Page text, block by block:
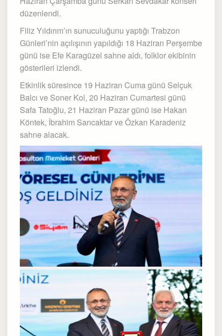
düzenlendi.
Filiz Yıldırım’ın sunuculuğunu yaptığı Trabzon
Günleri’nin açılışının yapıldığı 18 Haziran Perşembe
günü ise Efe Karagüzel sahne aldı, folklor ekibinin
gösterileri izlendi.
Etkinlik süresince 19 Haziran Cuma günü Selçuk
Balcı ve Soner Kol, 20 Haziran Cumartesi günü
Safa Tatoğlu, 21 Haziran Pazar günü ise Hakan
Köntek, İbrahim Sancaktar ve Özkan Karadeniz
sahne alacak.